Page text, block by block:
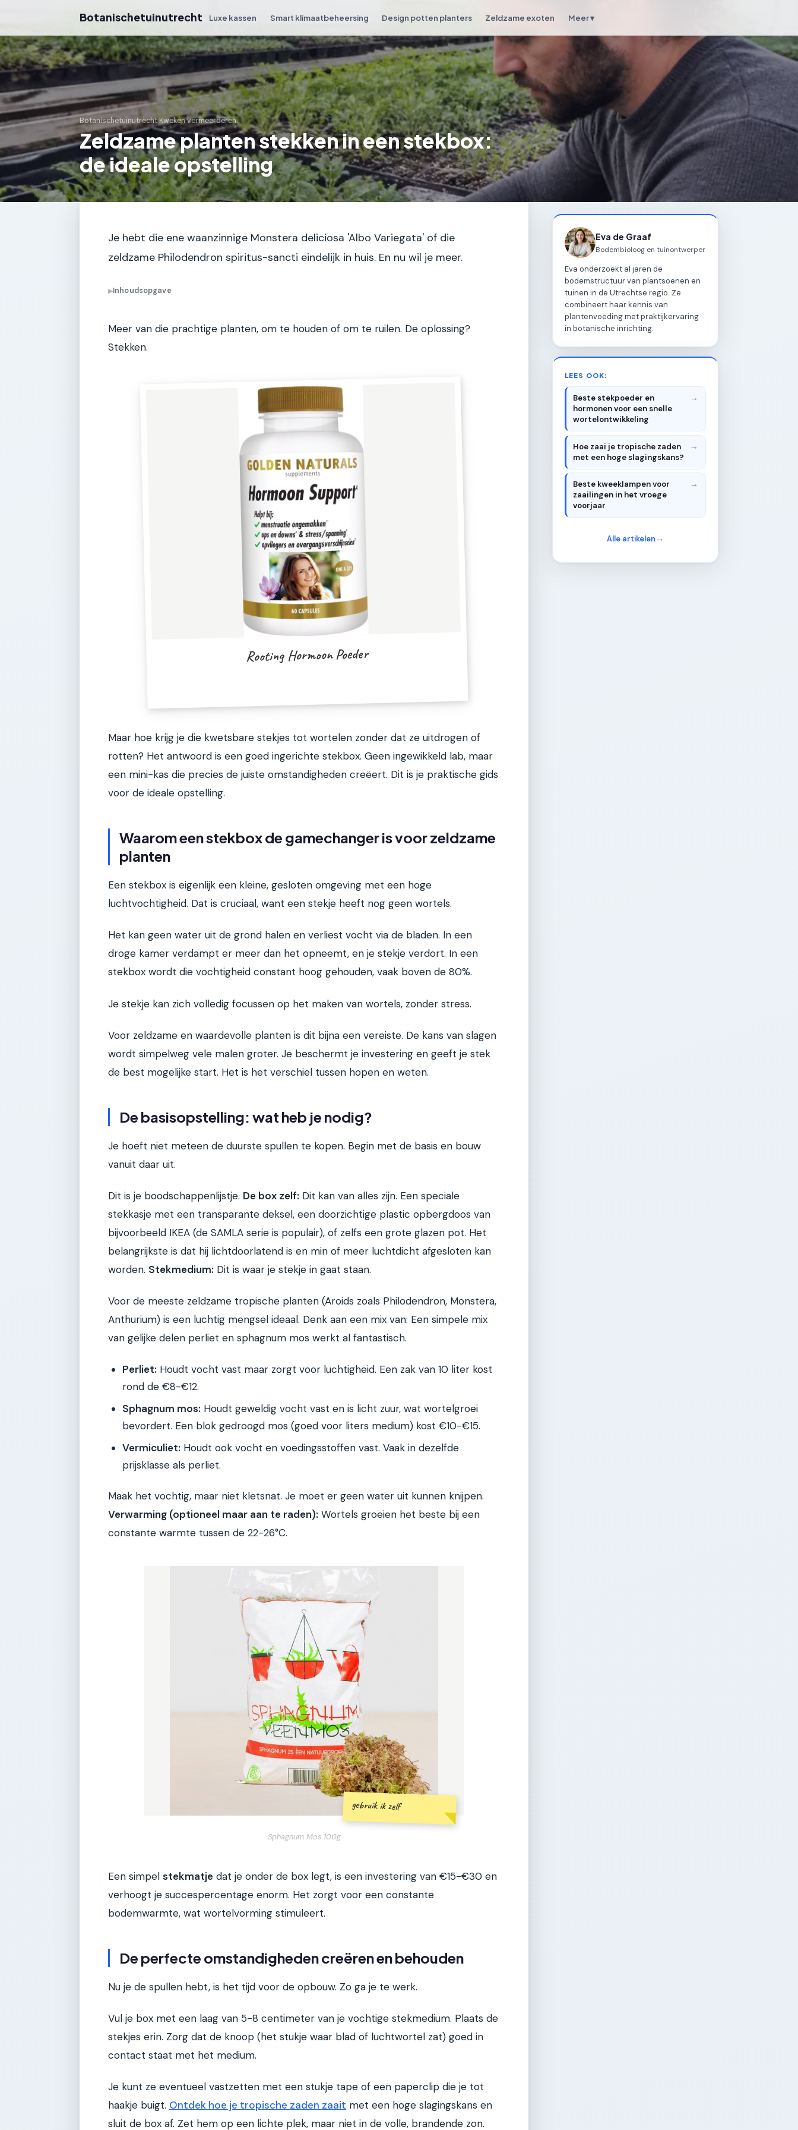
Botanischetuinutrecht Luxe kassen Smart klimaatbeheersing Design potten planters Zeldzame exoten Meer ▾
Botanischetuinutrecht›Kweken vermeerderen
Zeldzame planten stekken in een stekbox:
de ideale opstelling
Je hebt die ene waanzinnige Monstera deliciosa 'Albo Variegata' of die
zeldzame Philodendron spiritus-sancti eindelijk in huis. En nu wil je meer.
▶Inhoudsopgave
Meer van die prachtige planten, om te houden of om te ruilen. De oplossing?
Stekken.
Rooting Hormoon Poeder
Maar hoe krijg je die kwetsbare stekjes tot wortelen zonder dat ze uitdrogen of
rotten? Het antwoord is een goed ingerichte stekbox. Geen ingewikkeld lab, maar
een mini-kas die precies de juiste omstandigheden creëert. Dit is je praktische gids
voor de ideale opstelling.
Waarom een stekbox de gamechanger is voor zeldzame
planten
Een stekbox is eigenlijk een kleine, gesloten omgeving met een hoge
luchtvochtigheid. Dat is cruciaal, want een stekje heeft nog geen wortels.
Het kan geen water uit de grond halen en verliest vocht via de bladen. In een
droge kamer verdampt er meer dan het opneemt, en je stekje verdort. In een
stekbox wordt die vochtigheid constant hoog gehouden, vaak boven de 80%.
Je stekje kan zich volledig focussen op het maken van wortels, zonder stress.
Voor zeldzame en waardevolle planten is dit bijna een vereiste. De kans van slagen
wordt simpelweg vele malen groter. Je beschermt je investering en geeft je stek
de best mogelijke start. Het is het verschiel tussen hopen en weten.
De basisopstelling: wat heb je nodig?
Je hoeft niet meteen de duurste spullen te kopen. Begin met de basis en bouw
vanuit daar uit.
Dit is je boodschappenlijstje. De box zelf: Dit kan van alles zijn. Een speciale
stekkasje met een transparante deksel, een doorzichtige plastic opbergdoos van
bijvoorbeeld IKEA (de SAMLA serie is populair), of zelfs een grote glazen pot. Het
belangrijkste is dat hij lichtdoorlatend is en min of meer luchtdicht afgesloten kan
worden. Stekmedium: Dit is waar je stekje in gaat staan.
Voor de meeste zeldzame tropische planten (Aroids zoals Philodendron, Monstera,
Anthurium) is een luchtig mengsel ideaal. Denk aan een mix van: Een simpele mix
van gelijke delen perliet en sphagnum mos werkt al fantastisch.
Perliet: Houdt vocht vast maar zorgt voor luchtigheid. Een zak van 10 liter kost
rond de €8-€12.
Sphagnum mos: Houdt geweldig vocht vast en is licht zuur, wat wortelgroei
bevordert. Een blok gedroogd mos (goed voor liters medium) kost €10-€15.
Vermiculiet: Houdt ook vocht en voedingsstoffen vast. Vaak in dezelfde
prijsklasse als perliet.
Maak het vochtig, maar niet kletsnat. Je moet er geen water uit kunnen knijpen.
Verwarming (optioneel maar aan te raden): Wortels groeien het beste bij een
constante warmte tussen de 22-26°C.
gebruik ik zelf
Sphagnum Mos 100g
Een simpel stekmatje dat je onder de box legt, is een investering van €15-€30 en
verhoogt je succespercentage enorm. Het zorgt voor een constante
bodemwarmte, wat wortelvorming stimuleert.
De perfecte omstandigheden creëren en behouden
Nu je de spullen hebt, is het tijd voor de opbouw. Zo ga je te werk.
Vul je box met een laag van 5-8 centimeter van je vochtige stekmedium. Plaats de
stekjes erin. Zorg dat de knoop (het stukje waar blad of luchtwortel zat) goed in
contact staat met het medium.
Je kunt ze eventueel vastzetten met een stukje tape of een paperclip die je tot
haakje buigt. Ontdek hoe je tropische zaden zaait met een hoge slagingskans en
sluit de box af. Zet hem op een lichte plek, maar niet in de volle, brandende zon.
Eva de Graaf
Bodembioloog en tuinontwerper
Eva onderzoekt al jaren de
bodemstructuur van plantsoenen en
tuinen in de Utrechtse regio. Ze
combineert haar kennis van
plantenvoeding met praktijkervaring
in botanische inrichting.
LEES OOK:
Beste stekpoeder en
hormonen voor een snelle
wortelontwikkeling
Hoe zaai je tropische zaden
met een hoge slagingskans?
Beste kweeklampen voor
zaailingen in het vroege
voorjaar
Alle artikelen